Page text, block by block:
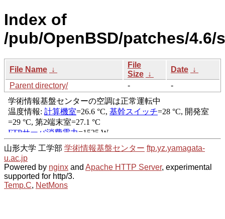
Index of
/pub/OpenBSD/patches/4.6/
File Name ↓
File
Size ↓
Date ↓
Parent directory/
- -
山形大学 工学部 学術情報基盤センター ftp.yz.yamagata-
u.ac.jp
Powered by nginx and Apache HTTP Server, experimental
supported for http/3.
Temp.C, NetMons